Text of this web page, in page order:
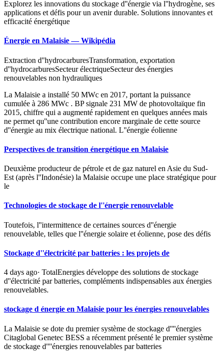
Explorez les innovations du stockage d''énergie via l''hydrogène, ses
applications et défis pour un avenir durable. Solutions innovantes et
efficacité énergétique
Énergie en Malaisie — Wikipédia
Extraction d''hydrocarburesTransformation, exportation
d''hydrocarburesSecteur électriqueSecteur des énergies
renouvelables non hydrauliques
La Malaisie a installé 50 MWc en 2017, portant la puissance
cumulée à 286 MWc . BP signale 231 MW de photovoltaïque fin
2015, chiffre qui a augmenté rapidement en quelques années mais
ne permet qu''une contribution encore marginale de cette source
d''énergie au mix électrique national. L''énergie éolienne
Perspectives de transition énergétique en Malaisie
Deuxième producteur de pétrole et de gaz naturel en Asie du Sud-
Est (après l''Indonésie) la Malaisie occupe une place stratégique pour
le
Technologies de stockage de l''énergie renouvelable
Toutefois, l''intermittence de certaines sources d''énergie
renouvelable, telles que l''énergie solaire et éolienne, pose des défis
Stockage d''électricité par batteries : les projets de
4 days ago· TotalEnergies développe des solutions de stockage
d''électricité par batteries, compléments indispensables aux énergies
renouvelables.
stockage d énergie en Malaisie pour les énergies renouvelables
La Malaisie se dote du premier système de stockage d''''énergies
Citaglobal Genetec BESS a récemment présenté le premier système
de stockage d''''énergies renouvelables par batteries